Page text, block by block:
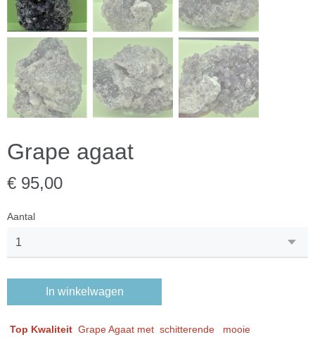
Grape agaat
€ 95,00
Aantal
In winkelwagen
Top Kwaliteit Grape Agaat met schitterende mooie